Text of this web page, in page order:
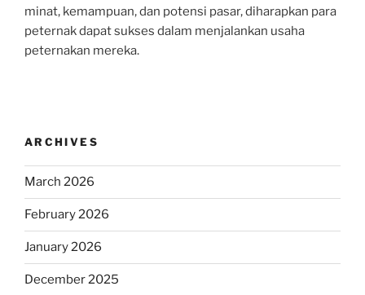
minat, kemampuan, dan potensi pasar, diharapkan para
peternak dapat sukses dalam menjalankan usaha
peternakan mereka.
ARCHIVES
March 2026
February 2026
January 2026
December 2025